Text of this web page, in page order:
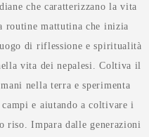
che caratterizzano la vita
routine mattutina che inizia
di riflessione e spiritualità
vita dei nepalesi. Coltiva il
nella terra e sperimenta
e aiutando a coltivare i
Impara dalle generazioni